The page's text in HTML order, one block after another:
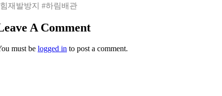
재발방지 #하림배관
A Comment
must be logged in to post a comment.